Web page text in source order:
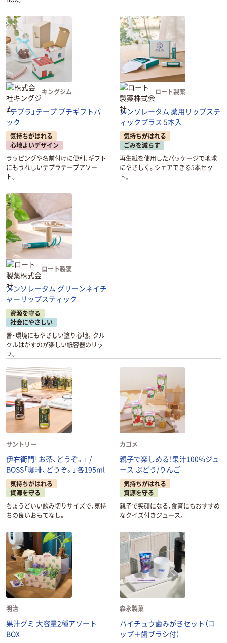
キングジム
「テプラ」テープ プチギフトパ
ック
気持ちがはれる
心地よいデザイン
ラッピングや名前付けに便利、ギフト
にもうれしいテプラテープアソー
ト。
ロート製薬
メンソレータム 薬用リップステ
ィックプラス 5本入
気持ちがはれる
ごみを減らす
再生紙を使用したパッケージで地球
にやさしく。シェアできる5本セッ
ト。
ロート製薬
メンソレータム グリーンネイチ
ャーリップスティック
資源を守る
社会にやさしい
唇・環境にもやさしい塗り心地。クル
クルはがすのが楽しい紙容器のリッ
プ。
サントリー
伊右衛門「お茶、どうぞ。」 /
BOSS「珈琲、どうぞ。」各195ml
気持ちがはれる
資源を守る
ちょうどいい飲み切りサイズで、気持
ちの良いおもてなし。
カゴメ
親子で楽しめる！果汁100%ジュ
ース ぶどう/りんご
気持ちがはれる
資源を守る
親子で笑顔になる、食育にもおすすめ
なクイズ付きジュース。
明治
果汁グミ 大容量2種アソート
BOX
森永製菓
ハイチュウ歯みがきセット（コ
ップ＋歯ブラシ付）